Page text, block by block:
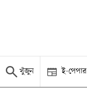
খুঁজুন ই-পেপার